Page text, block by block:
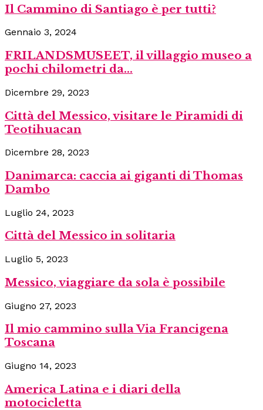
Il Cammino di Santiago è per tutti?
Gennaio 3, 2024
FRILANDSMUSEET, il villaggio museo a
pochi chilometri da...
Dicembre 29, 2023
Città del Messico, visitare le Piramidi di
Teotihuacan
Dicembre 28, 2023
Danimarca: caccia ai giganti di Thomas
Dambo
Luglio 24, 2023
Città del Messico in solitaria
Luglio 5, 2023
Messico, viaggiare da sola è possibile
Giugno 27, 2023
Il mio cammino sulla Via Francigena
Toscana
Giugno 14, 2023
America Latina e i diari della
motocicletta